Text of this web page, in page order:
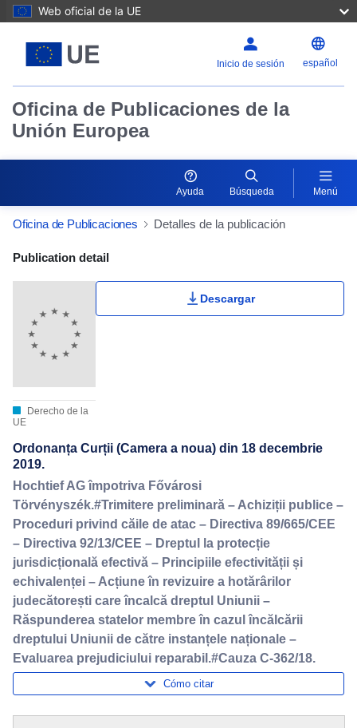
Web oficial de la UE
Inicio de sesión español
Oficina de Publicaciones de la
Unión Europea
Ayuda Búsqueda Menú
Oficina de Publicaciones Detalles de la publicación
Publication Detail Actions Portlet
Publication detail
Derecho de la
UE
Descargar
Ordonanța Curții (Camera a noua) din 18 decembrie
2019.
Hochtief AG împotriva Fővárosi
Törvényszék.#Trimitere preliminară – Achiziții publice –
Proceduri privind căile de atac – Directiva 89/665/CEE
– Directiva 92/13/CEE – Dreptul la protecție
jurisdicțională efectivă – Principiile efectivității și
echivalenței – Acțiune în revizuire a hotărârilor
judecătorești care încalcă dreptul Uniunii –
Răspunderea statelor membre în cazul încălcării
dreptului Uniunii de către instanțele naționale –
Evaluarea prejudiciului reparabil.#Cauza C-362/18.
Cómo citar